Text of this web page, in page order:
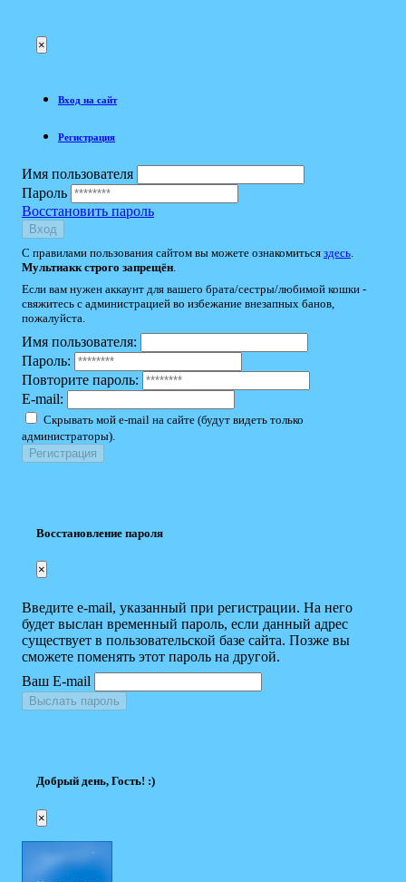
×
Вход на сайт
Регистрация
Имя пользователя
Пароль
Восстановить пароль
Вход
С правилами пользования сайтом вы можете ознакомиться здесь
Мультиакк строго запрещён
Если вам нужен аккаунт для вашего брата/сестры/любимой кошки -
свяжитесь с администрацией во избежание внезапных банов,
пожалуйста.
Имя пользователя:
Пароль:
Повторите пароль:
E-mail:
Скрывать мой e-mail на сайте (будут видеть только
администраторы).
Восстановление пароля
×
Введите e-mail, указанный при регистрации. На него
будет выслан временный пароль, если данный адрес
существует в пользовательской базе сайта. Позже вы
сможете поменять этот пароль на другой.
Ваш E-mail
Выслать пароль
Добрый день, Гость! :)
×